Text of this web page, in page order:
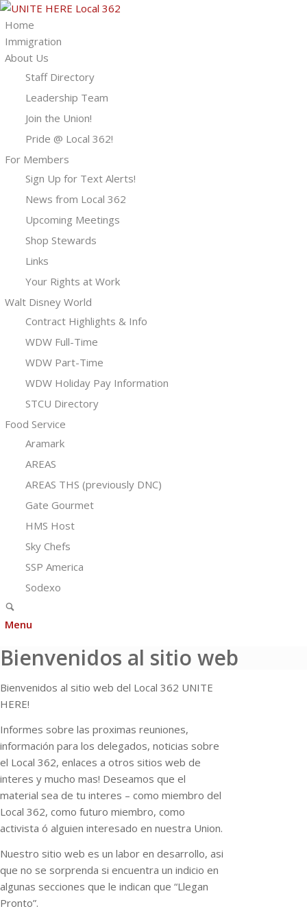
Home
Immigration
About Us
Staff Directory
Leadership Team
Join the Union!
Pride @ Local 362!
For Members
Sign Up for Text Alerts!
News from Local 362
Upcoming Meetings
Shop Stewards
Links
Your Rights at Work
Walt Disney World
Contract Highlights & Info
WDW Full-Time
WDW Part-Time
WDW Holiday Pay Information
STCU Directory
Food Service
Aramark
AREAS
AREAS THS (previously DNC)
Gate Gourmet
HMS Host
Sky Chefs
SSP America
Sodexo
Menu
Bienvenidos al sitio web
Bienvenidos al sitio web del Local 362 UNITE
HERE!
Informes sobre las proximas reuniones,
información para los delegados, noticias sobre
el Local 362, enlaces a otros sitios web de
interes y mucho mas! Deseamos que el
material sea de tu interes – como miembro del
Local 362, como futuro miembro, como
activista ó alguien interesado en nuestra Union.
Nuestro sitio web es un labor en desarrollo, asi
que no se sorprenda si encuentra un indicio en
algunas secciones que le indican que “Llegan
Pronto”.